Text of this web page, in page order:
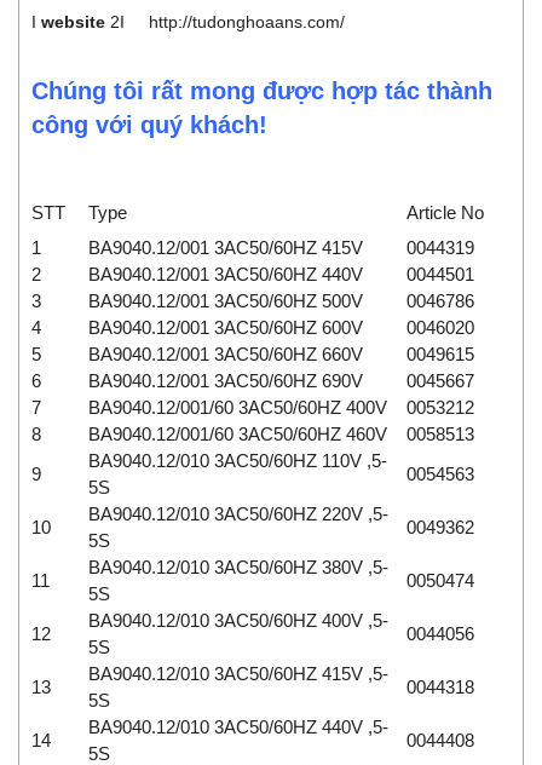
I website 2I http://tudonghoaans.com/
Chúng tôi rất mong được hợp tác thành
công với quý khách!
STT Type
Article No
1
BA9040.12/001 3AC50/60HZ 415V
0044319
2
BA9040.12/001 3AC50/60HZ 440V
0044501
3
BA9040.12/001 3AC50/60HZ 500V
0046786
4
BA9040.12/001 3AC50/60HZ 600V
0046020
5
BA9040.12/001 3AC50/60HZ 660V
0049615
6
BA9040.12/001 3AC50/60HZ 690V
0045667
7
BA9040.12/001/60 3AC50/60HZ 400V
0053212
8
BA9040.12/001/60 3AC50/60HZ 460V
0058513
9
BA9040.12/010 3AC50/60HZ 110V ,5-
5S
0054563
10
BA9040.12/010 3AC50/60HZ 220V ,5-
5S
0049362
11
BA9040.12/010 3AC50/60HZ 380V ,5-
5S
0050474
12
BA9040.12/010 3AC50/60HZ 400V ,5-
5S
0044056
13
BA9040.12/010 3AC50/60HZ 415V ,5-
5S
0044318
14
BA9040.12/010 3AC50/60HZ 440V ,5-
5S
0044408